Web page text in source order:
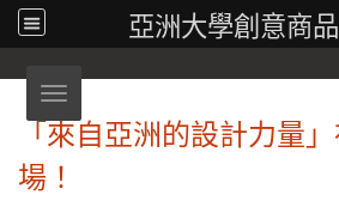
亞洲大學創意商
Toggle navigation
「來自亞洲的設計力量
場！